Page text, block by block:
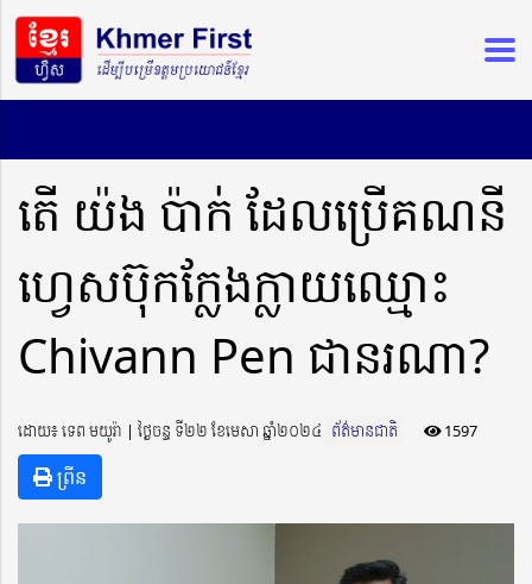
តើ យ៉ង ប៉ាក់ ដែលប្រើគណនី
ហ្វេសប៊ុកក្លែងក្លាយឈ្មោះ
Chivann Pen ជានរណា?
ដោយ៖ ទេព មយូរ៉ា ​​ | ថ្ងៃចន្ទ ទី២២ ខែមេសា ឆ្នាំ២០២៤ ព័ត៌មានជាតិ 1597
ព្រីន